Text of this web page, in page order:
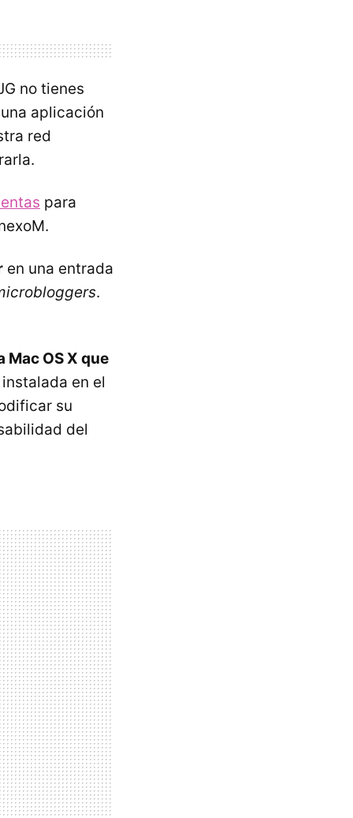
no tienes
una aplicación
red
para
en una entrada
.
Mac OS X que
en el
su
del